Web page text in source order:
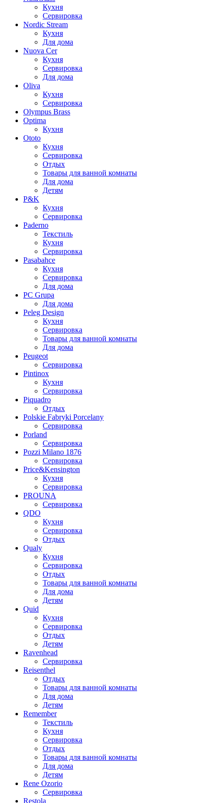
Кухня
Сервировка
Nordic Stream
Кухня
Для дома
Nuova Cer
Кухня
Сервировка
Для дома
Oliva
Кухня
Сервировка
Olympus Brass
Optima
Кухня
Ototo
Кухня
Сервировка
Отдых
Товары для ванной комнаты
Для дома
Детям
P&K
Кухня
Сервировка
Paderno
Текстиль
Кухня
Сервировка
Pasabahce
Кухня
Сервировка
Для дома
PC Grupa
Для дома
Peleg Design
Кухня
Сервировка
Товары для ванной комнаты
Для дома
Peugeot
Сервировка
Pintinox
Кухня
Сервировка
Piquadro
Отдых
Polskie Fabryki Porcelany
Сервировка
Porland
Сервировка
Pozzi Milano 1876
Сервировка
Price&Kensington
Кухня
Сервировка
PROUNA
Сервировка
QDO
Кухня
Сервировка
Отдых
Qualy
Кухня
Сервировка
Отдых
Товары для ванной комнаты
Для дома
Детям
Quid
Кухня
Сервировка
Отдых
Детям
Ravenhead
Сервировка
Reisenthel
Отдых
Товары для ванной комнаты
Для дома
Детям
Remember
Текстиль
Кухня
Сервировка
Отдых
Товары для ванной комнаты
Для дома
Детям
Rene Ozorio
Сервировка
Restola